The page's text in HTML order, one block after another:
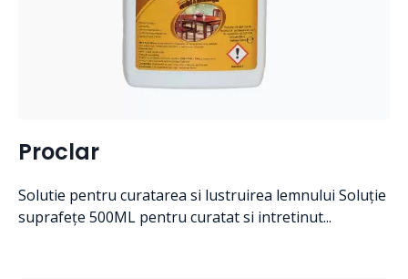
Proclar
Solutie pentru curatarea si lustruirea lemnului Soluție
suprafețe 500ML pentru curatat si intretinut...